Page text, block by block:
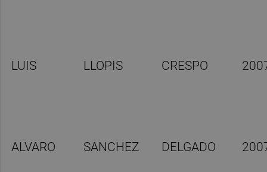
LUIS LLOPIS CRESPO
ALVARO SANCHEZ DELGADO